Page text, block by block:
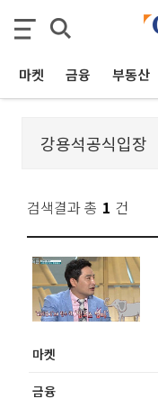
마켓 금융 부동산
검색결과 총 1 건
마켓
금융